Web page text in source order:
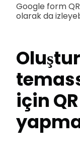
Google form
olarak da
için